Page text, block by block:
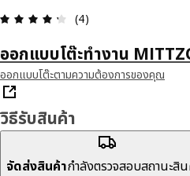
ความคิดเห็น: 4.3 จาก 5
(4)
ออกแบบโต๊ะทำงาน
ออกแบบโต๊ะตามความต้องการของคุณ
วิธีรับสินค้า
จัดส่งสินค้ากำลังตรวจสอบสถานะสิน